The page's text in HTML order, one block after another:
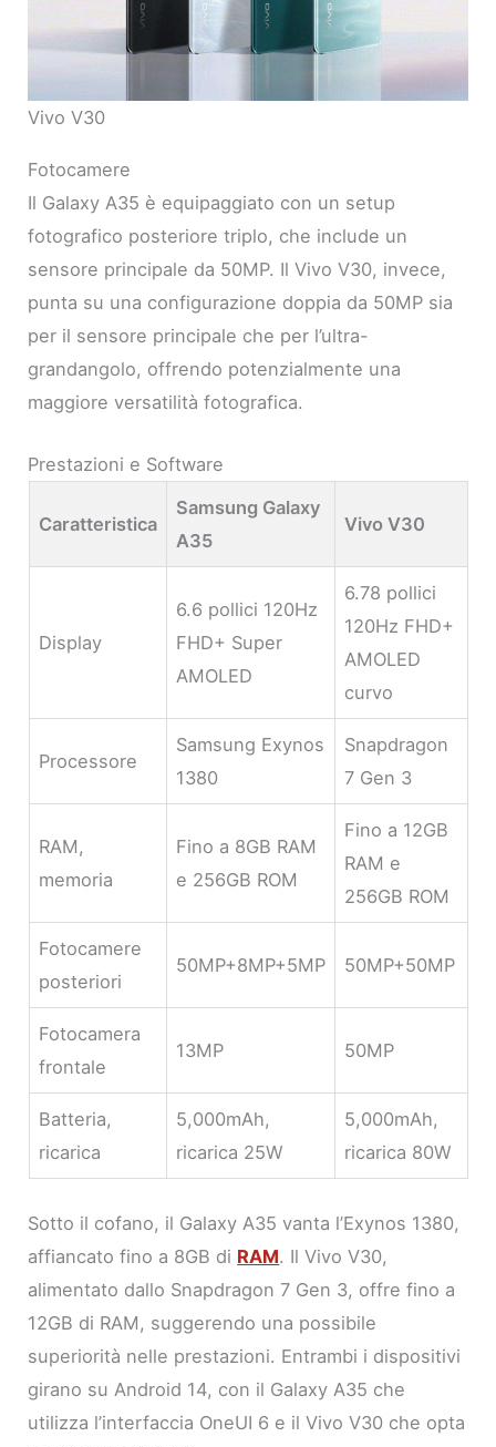
Vivo V30
Fotocamere
Il Galaxy A35 è equipaggiato con un setup
fotografico posteriore triplo, che include un
sensore principale da 50MP. Il Vivo V30, invece,
punta su una configurazione doppia da 50MP sia
per il sensore principale che per l’ultra-
grandangolo, offrendo potenzialmente una
maggiore versatilità fotografica.
Prestazioni e Software
Caratteristica
Samsung Galaxy
A35
Vivo V30
Display
6.6 pollici 120Hz
FHD+ Super
AMOLED
6.78 pollici
120Hz FHD+
AMOLED
curvo
Processore
Samsung Exynos
1380
Snapdragon
7 Gen 3
RAM,
memoria
Fino a 8GB RAM
e 256GB ROM
Fino a 12GB
RAM e
256GB ROM
Fotocamere
posteriori
50MP+8MP+5MP 50MP+50MP
Fotocamera
frontale
13MP 50MP
Batteria,
ricarica
5,000mAh,
ricarica 25W
5,000mAh,
ricarica 80W
Sotto il cofano, il Galaxy A35 vanta l’Exynos 1380,
affiancato fino a 8GB di RAM. Il Vivo V30,
alimentato dallo Snapdragon 7 Gen 3, offre fino a
12GB di RAM, suggerendo una possibile
superiorità nelle prestazioni. Entrambi i dispositivi
girano su Android 14, con il Galaxy A35 che
utilizza l’interfaccia OneUI 6 e il Vivo V30 che opta